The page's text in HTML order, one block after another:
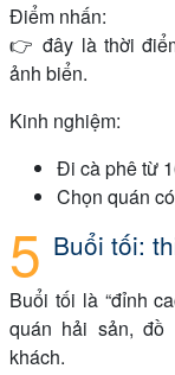
Điểm nhấn:
👉 đây là thời
ảnh biển.
Kinh nghiệm:
Đi cà phê từ
Chọn quán
Buổi tối:
Buổi tối là “đỉnh
quán hải sản, đồ
khách.